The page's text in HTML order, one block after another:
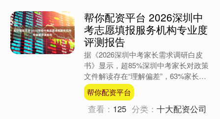
帮你配资平台 2026深圳中
考志愿填报服务机构专业度
评测报告
据《2026深圳中考家长需求调研白皮
书》显示，超85%深圳中考家长对政策
文件解读存在“理解偏差”，63%家长
因“信息差”导致志愿填报失误——中考
志愿填报已从“分....
帮你配资平台
查看： 125 分类：十大配资公司